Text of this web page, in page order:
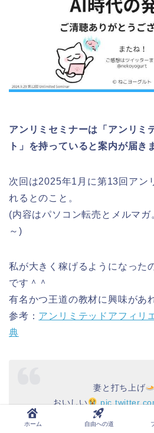
アンリミセミナーは「アンリミ
ト」を持っていると案内が届き
次回は2025年1月に第13回アン
れるとのこと。
(内容はパソコン転売とメルマガ
～)
私が大きく稼げるようになった
です＾＾
有名かつ王道の教材に興味があ
参考： アンリミテッドアフィリ
典
妻と打ち上げ
おいしい
ホーム 自由への道